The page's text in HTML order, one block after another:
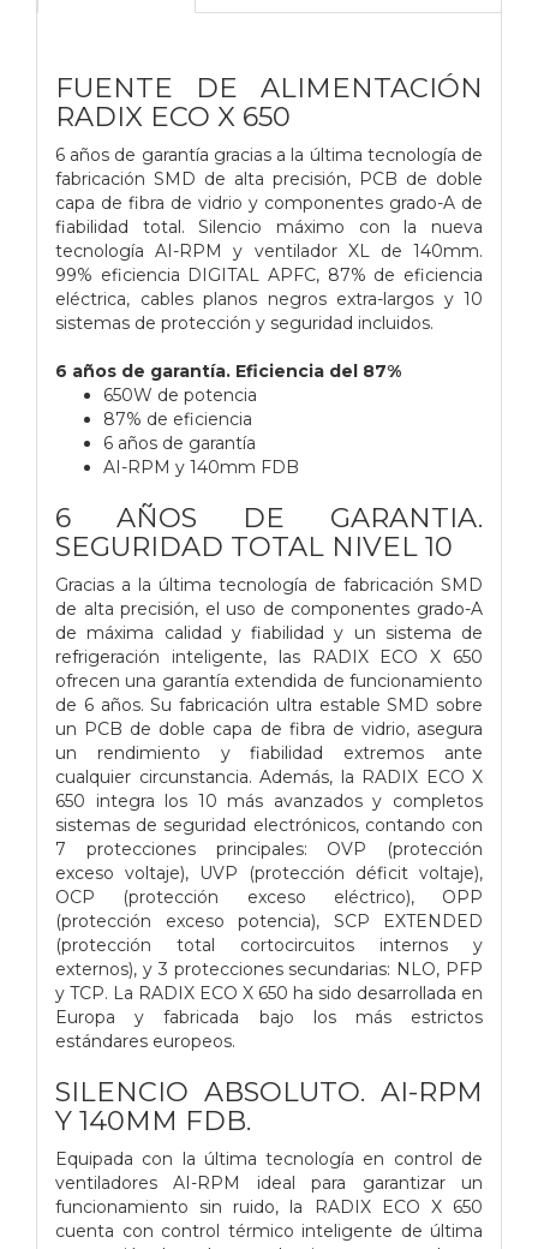
FUENTE DE ALIMENTACIÓN
RADIX ECO X 650
6 años de garantía gracias a la última tecnología de
fabricación SMD de alta precisión, PCB de doble
capa de fibra de vidrio y componentes grado-A de
fiabilidad total. Silencio máximo con la nueva
tecnología AI-RPM y ventilador XL de 140mm.
99% eficiencia DIGITAL APFC, 87% de eficiencia
eléctrica, cables planos negros extra-largos y 10
sistemas de protección y seguridad incluidos.
6 años de garantía. Eficiencia del 87%
650W de potencia
87% de eficiencia
6 años de garantía
AI-RPM y 140mm FDB
6 AÑOS DE GARANTIA.
SEGURIDAD TOTAL NIVEL 10
Gracias a la última tecnología de fabricación SMD
de alta precisión, el uso de componentes grado-A
de máxima calidad y fiabilidad y un sistema de
refrigeración inteligente, las RADIX ECO X 650
ofrecen una garantía extendida de funcionamiento
de 6 años. Su fabricación ultra estable SMD sobre
un PCB de doble capa de fibra de vidrio, asegura
un rendimiento y fiabilidad extremos ante
cualquier circunstancia. Además, la RADIX ECO X
650 integra los 10 más avanzados y completos
sistemas de seguridad electrónicos, contando con
7 protecciones principales: OVP (protección
exceso voltaje), UVP (protección déficit voltaje),
OCP (protección exceso eléctrico), OPP
(protección exceso potencia), SCP EXTENDED
(protección total cortocircuitos internos y
externos), y 3 protecciones secundarias: NLO, PFP
y TCP. La RADIX ECO X 650 ha sido desarrollada en
Europa y fabricada bajo los más estrictos
estándares europeos.
SILENCIO ABSOLUTO. AI-RPM
Y 140MM FDB.
Equipada con la última tecnología en control de
ventiladores AI-RPM ideal para garantizar un
funcionamiento sin ruido, la RADIX ECO X 650
cuenta con control térmico inteligente de última